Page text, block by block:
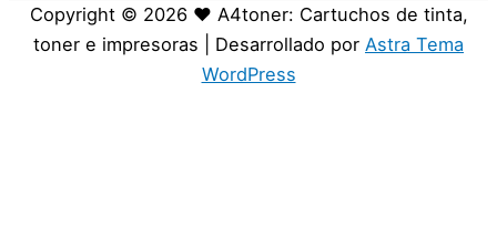
Copyright © 2026 ❤️ A4toner: Cartuchos de tinta,
toner e impresoras | Desarrollado por Astra Tema
WordPress